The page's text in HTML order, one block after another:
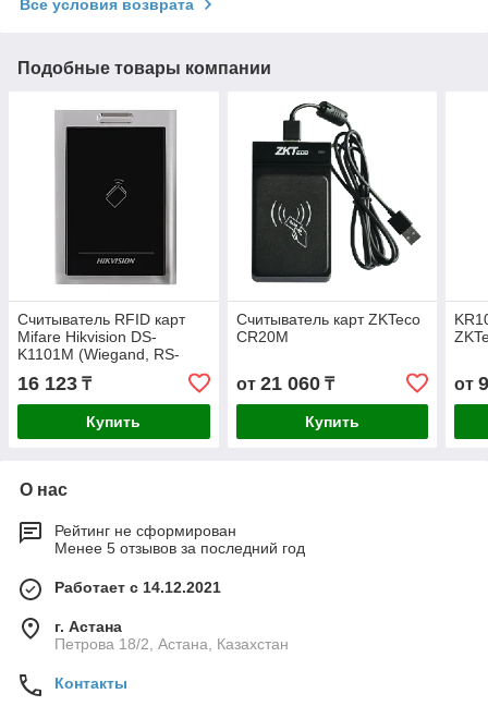
Все условия возврата
Подобные товары компании
Считыватель RFID карт
Mifare Hikvision DS-
K1101M (Wiegand, RS-
16 123 ₸
Купить
Считыватель карт ZKTeco
CR20M
от 21 060₸
Купить
от
О нас
Рейтинг не сформирован
Менее 5 отзывов за последний год
Работает с 14.12.2021
г. Астана
Петрова 18/2, Астана, Казахстан
Контакты